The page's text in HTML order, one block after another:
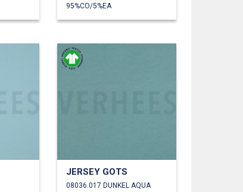
95%CO/5%EA
JERSEY GOTS
08036.017 DUNKEL AQUA